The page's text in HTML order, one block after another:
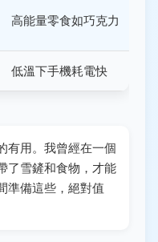
高能量零食如巧克力
低溫下手機耗電快
有用。我曾經在一個
了雪鏟和食物，才能
準備這些，絕對值